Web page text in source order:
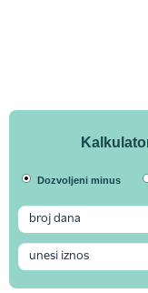
Dozvoljeni minus